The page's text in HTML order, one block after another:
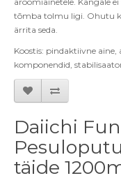
tõmba tolmu ligi. Ohutu
ärrita seda.
Koostis: pindaktiivne
komponendid,
Daiichi
täide